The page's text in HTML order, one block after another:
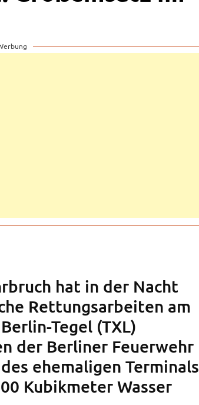
hat in der Nacht
Rettungsarbeiten am
Tegel (TXL)
der Berliner Feuerwehr
ehemaligen Terminals
Kubikmeter Wasser